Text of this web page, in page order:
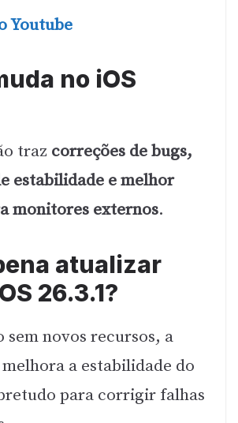
Youtube
no iOS
traz correções de bugs,
estabilidade e melhor
monitores externos.
atualizar
26.3.1?
sem novos recursos, a
a estabilidade do
para corrigir falhas